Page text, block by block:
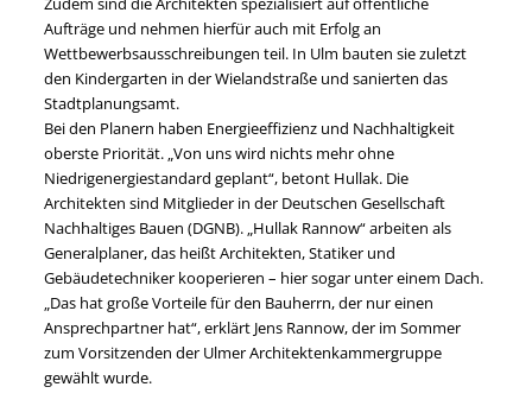
Aufträge und nehmen hierfür auch mit Erfolg an
Wettbewerbsausschreibungen teil. In Ulm bauten sie zuletzt
den Kindergarten in der Wielandstraße und sanierten das
Stadtplanungsamt.
Bei den Planern haben Energieeffizienz und Nachhaltigkeit
oberste Priorität. „Von uns wird nichts mehr ohne
Niedrigenergiestandard geplant“, betont Hullak. Die
Architekten sind Mitglieder in der Deutschen Gesellschaft
Nachhaltiges Bauen (DGNB). „Hullak Rannow“ arbeiten als
Generalplaner, das heißt Architekten, Statiker und
Gebäudetechniker kooperieren – hier sogar unter einem Dach.
„Das hat große Vorteile für den Bauherrn, der nur einen
Ansprechpartner hat“, erklärt Jens Rannow, der im Sommer
zum Vorsitzenden der Ulmer Architektenkammergruppe
gewählt wurde.